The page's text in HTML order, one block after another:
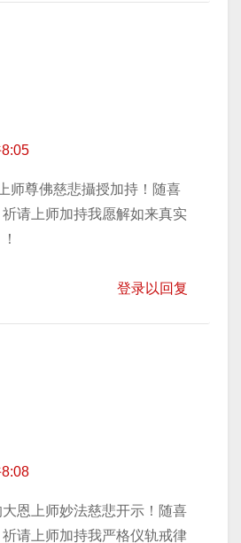
师尊佛慈悲攝授加持！随喜
请上师加持我愿解如来真实
登录以回复
恩上师妙法慈悲开示！随喜
请上师加持我严格仪轨戒律